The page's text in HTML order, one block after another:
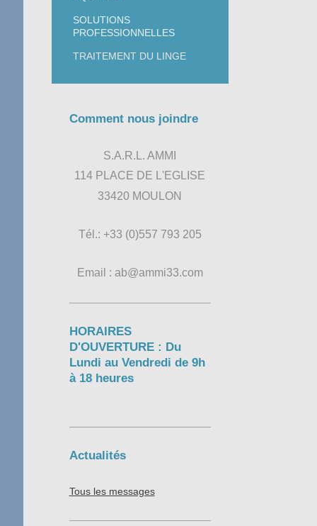
SOLUTIONS
PROFESSIONNELLES
TRAITEMENT DU LINGE
Comment nous joindre
S.A.R.L. AMMI
114 PLACE DE L'EGLISE
33420 MOULON
Tél.: +33 (0)557 793 205
Email : ab@ammi33.com
HORAIRES
D'OUVERTURE : Du
Lundi au Vendredi de 9h
à 18 heures
Actualités
Tous les messages